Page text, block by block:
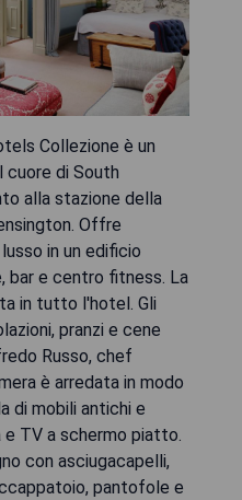
Collezione è un
di South
alla stazione della
Offre
in un edificio
bar e centro fitness. La
in tutto l'hotel. Gli
pranzi e cene
Russo, chef
è arredata in modo
di mobili antichi e
TV a schermo piatto.
con asciugacapelli,
pantofole e